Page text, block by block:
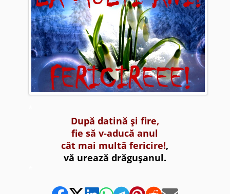
După datină şi fire,
fie să v-aducă anul
cât mai multă fericire!,
vă urează drăguşanul.